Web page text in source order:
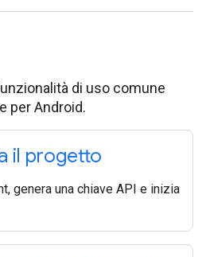
di uso comune
per Android.
il progetto
genera una chiave API e inizia